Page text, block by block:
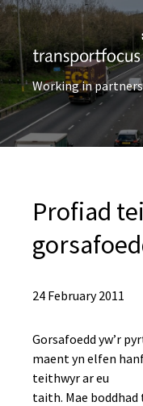
Working in
Profiad
24 February 2011
Gorsafoedd yw’r
maent yn elfen
teithwyr ar eu
taith. Mae